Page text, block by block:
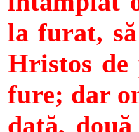
la furat,
Hristos de
fure; dar
dată,